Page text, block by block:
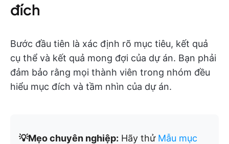
đích
Bước đầu tiên là xác định rõ mục tiêu, kết quả
cụ thể và kết quả mong đợi của dự án. Bạn phải
đảm bảo rằng mọi thành viên trong nhóm đều
hiểu mục đích và tầm nhìn của dự án.
💡Mẹo chuyên nghiệp: Hãy thử Mẫu mục